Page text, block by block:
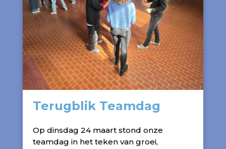
Terugblik Teamdag
Op dinsdag 24 maart stond onze
teamdag in het teken van groei,